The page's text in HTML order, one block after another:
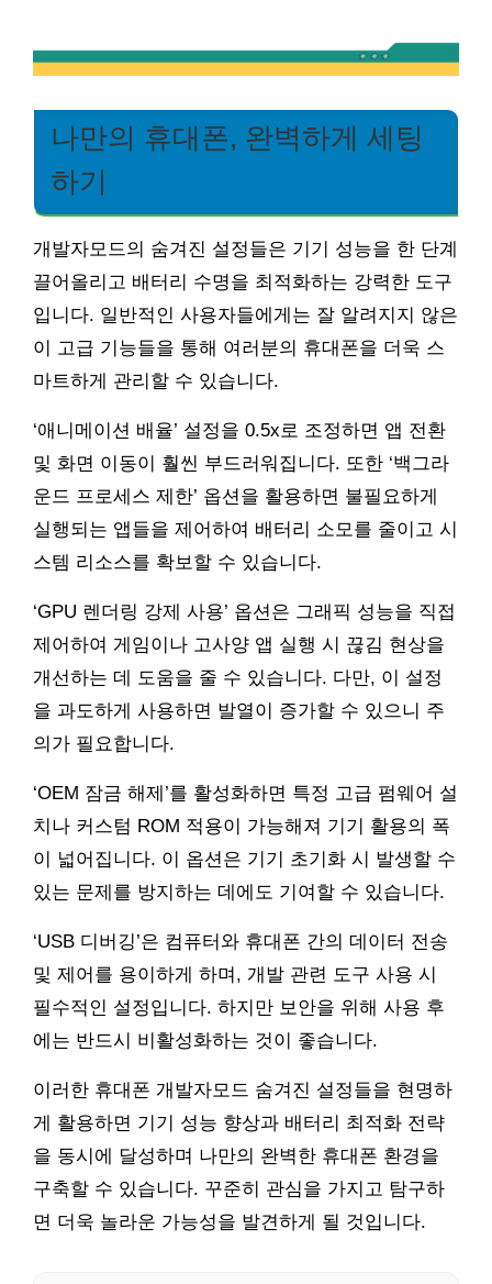
나만의 휴대폰, 완벽하게 세팅
하기
개발자모드의 숨겨진 설정들은 기기 성능을 한 단계
끌어올리고 배터리 수명을 최적화하는 강력한 도구
입니다. 일반적인 사용자들에게는 잘 알려지지 않은
이 고급 기능들을 통해 여러분의 휴대폰을 더욱 스
마트하게 관리할 수 있습니다.
‘애니메이션 배율’ 설정을 0.5x로 조정하면 앱 전환
및 화면 이동이 훨씬 부드러워집니다. 또한 ‘백그라
운드 프로세스 제한’ 옵션을 활용하면 불필요하게
실행되는 앱들을 제어하여 배터리 소모를 줄이고 시
스템 리소스를 확보할 수 있습니다.
‘GPU 렌더링 강제 사용’ 옵션은 그래픽 성능을 직접
제어하여 게임이나 고사양 앱 실행 시 끊김 현상을
개선하는 데 도움을 줄 수 있습니다. 다만, 이 설정
을 과도하게 사용하면 발열이 증가할 수 있으니 주
의가 필요합니다.
‘OEM 잠금 해제’를 활성화하면 특정 고급 펌웨어 설
치나 커스텀 ROM 적용이 가능해져 기기 활용의 폭
이 넓어집니다. 이 옵션은 기기 초기화 시 발생할 수
있는 문제를 방지하는 데에도 기여할 수 있습니다.
‘USB 디버깅’은 컴퓨터와 휴대폰 간의 데이터 전송
및 제어를 용이하게 하며, 개발 관련 도구 사용 시
필수적인 설정입니다. 하지만 보안을 위해 사용 후
에는 반드시 비활성화하는 것이 좋습니다.
이러한 휴대폰 개발자모드 숨겨진 설정들을 현명하
게 활용하면 기기 성능 향상과 배터리 최적화 전략
을 동시에 달성하며 나만의 완벽한 휴대폰 환경을
구축할 수 있습니다. 꾸준히 관심을 가지고 탐구하
면 더욱 놀라운 가능성을 발견하게 될 것입니다.